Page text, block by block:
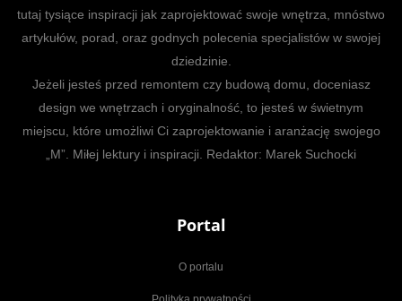
tutaj tysiące inspiracji jak zaprojektować swoje wnętrza, mnóstwo
artykułów, porad, oraz godnych polecenia specjalistów w swojej
dziedzinie.
Jeżeli jesteś przed remontem czy budową domu, doceniasz
design we wnętrzach i oryginalność, to jesteś w świetnym
miejscu, które umożliwi Ci zaprojektowanie i aranżację swojego
„M”. Miłej lektury i inspiracji. Redaktor: Marek Suchocki
Portal
O portalu